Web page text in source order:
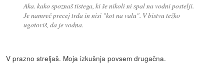
Aka. kako spoznaš tistega, ki še nikoli ni spal na vodni postelji.
Je namreč precej trda in nisi "kot na valu". V bistvu težko
ugotoviš, da je vodna.
V prazno streljaš. Moja izkušnja povsem drugačna.